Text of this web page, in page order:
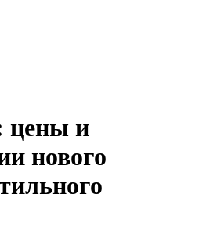
цены и
нового